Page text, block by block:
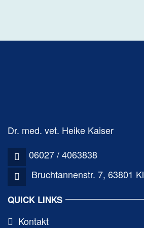
Dr. med. vet. Heike Kaiser
06027 / 4063838
Bruchtannenstr. 7, 63801
QUICK LINKS
Kontakt